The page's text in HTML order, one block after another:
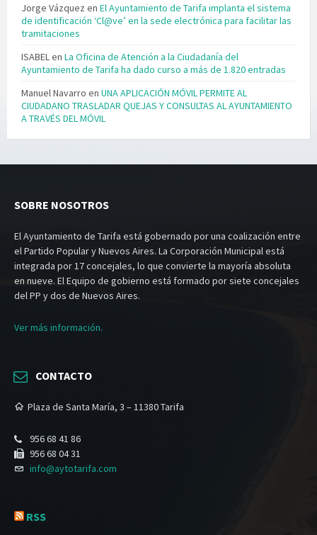
Jorge Vázquez en El Ayuntamiento de Tarifa implanta el sistema
de identificación ‘Cl@ve’ en la sede electrónica para facilitar las
tramitaciones
ISABELen La Oficina de Atención a la Ciudadanía del
Ayuntamiento de Tarifa ha dado curso a más de 1.820 entradas
Manuel Navarro en UNA APLICACIÓN MÓVIL PERMITE AL
CIUDADANO TRASLADAR QUEJAS Y CONSULTAS AL AYUNTAMIENTO
A TRAVÉS DEL MÓVIL
SOBRE NOSOTROS
El Ayuntamiento de Tarifa está gobernado por una coalización entre
el Partido Popular y Nuevos Aires. La Corporación Municipal está
integrada por 17 concejales, lo que convierte la mayoría absoluta
en nueve. El Equipo de gobierno está formado por siete concejales
del PP y dos de Nuevos Aires.
Ver más información.
CONTACTO
Plaza de Santa María, 3 – 11380 Tarifa
956 68 41 86
956 68 04 31
info@aytotarifa.com
RSS